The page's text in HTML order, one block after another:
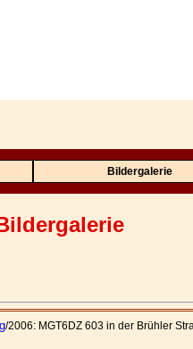
Bildergalerie
/2006: MGT6DZ 603 in der Brühler